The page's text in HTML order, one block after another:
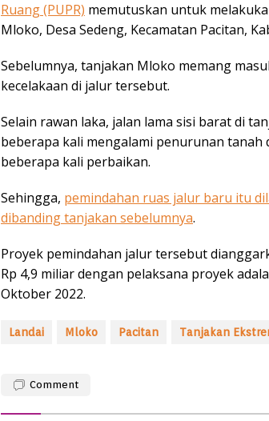
Ruang (PUPR) memutuskan untuk
Mloko, Desa Sedeng, Kecamatan Pacitan,
Sebelumnya, tanjakan Mloko memang
kecelakaan di jalur tersebut.
Selain rawan laka, jalan lama sisi barat di
beberapa kali mengalami penurunan tanah
beberapa kali perbaikan.
Sehingga, pemindahan ruas jalur baru itu
dibanding tanjakan sebelumnya.
Proyek pemindahan jalur tersebut
Rp 4,9 miliar dengan pelaksana proyek
Oktober 2022.
Landai Mloko Pacitan Tanjakan
Comment